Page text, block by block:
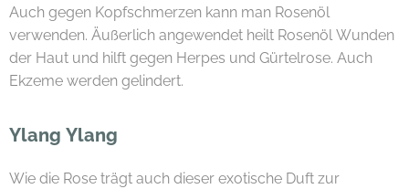
Auch gegen Kopfschmerzen kann man Rosenöl
verwenden. Äußerlich angewendet heilt Rosenöl Wunden
der Haut und hilft gegen Herpes und Gürtelrose. Auch
Ekzeme werden gelindert.
Ylang Ylang
Wie die Rose trägt auch dieser exotische Duft zur